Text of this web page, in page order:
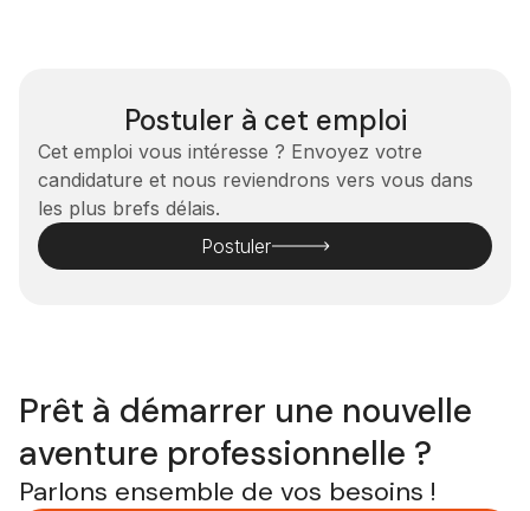
Postuler à cet emploi
Cet emploi vous intéresse ? Envoyez votre
candidature et nous reviendrons vers vous dans
les plus brefs délais.
Postuler
Prêt à démarrer une nouvelle
aventure professionnelle ?
Parlons ensemble de vos besoins !